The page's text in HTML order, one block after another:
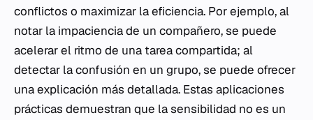
conflictos o maximizar la eficiencia. Por ejemplo, al
notar la impaciencia de un compañero, se puede
acelerar el ritmo de una tarea compartida; al
detectar la confusión en un grupo, se puede ofrecer
una explicación más detallada. Estas aplicaciones
prácticas demuestran que la sensibilidad no es un